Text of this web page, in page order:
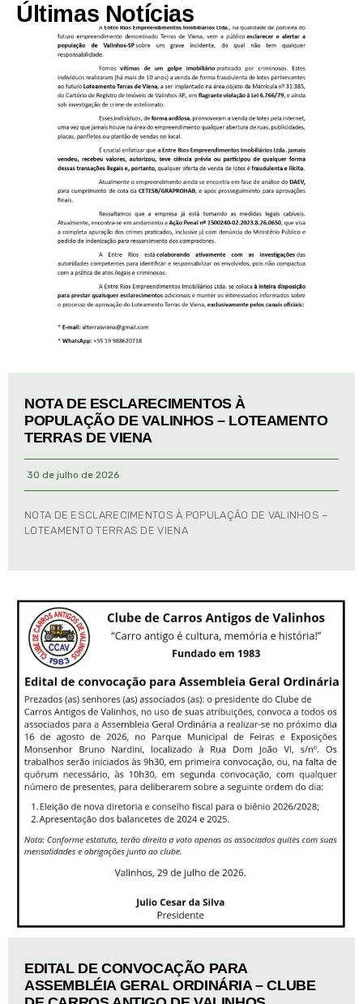
Últimas Notícias
NOTA DE ESCLARECIMENTOS À
POPULAÇÃO DE VALINHOS – LOTEAMENTO
TERRAS DE VIENA
30 de julho de 2026
NOTA DE ESCLARECIMENTOS À POPULAÇÃO DE VALINHOS –
LOTEAMENTO TERRAS DE VIENA
EDITAL DE CONVOCAÇÃO PARA
ASSEMBLÉIA GERAL ORDINÁRIA – CLUBE